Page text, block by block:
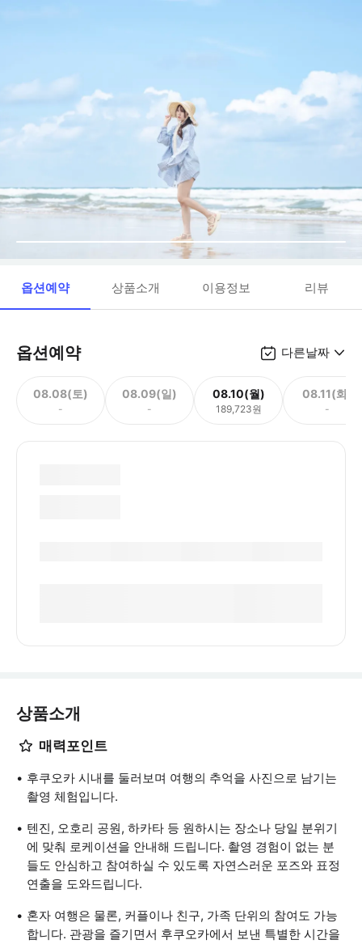
옵션예약 상품소개 이용정보 리뷰
옵션예약 다른날짜
08.08(토)
-
08.09(일)
-
08.10(월)
189,723원
08.11(화)
-
상품소개
매력포인트
후쿠오카 시내를 둘러보며 여행의 추억을 사진으로 남기는
촬영 체험입니다.
텐진, 오호리 공원, 하카타 등 원하시는 장소나 당일 분위기
에 맞춰 로케이션을 안내해 드립니다. 촬영 경험이 없는 분
들도 안심하고 참여하실 수 있도록 자연스러운 포즈와 표정
연출을 도와드립니다.
혼자 여행은 물론, 커플이나 친구, 가족 단위의 참여도 가능
합니다. 관광을 즐기면서 후쿠오카에서 보낸 특별한 시간을